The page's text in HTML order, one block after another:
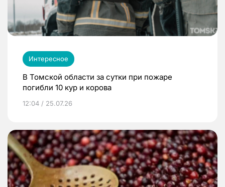
Интересное
В Томской области за сутки при пожаре
погибли 10 кур и корова
12:04 / 25.07.26